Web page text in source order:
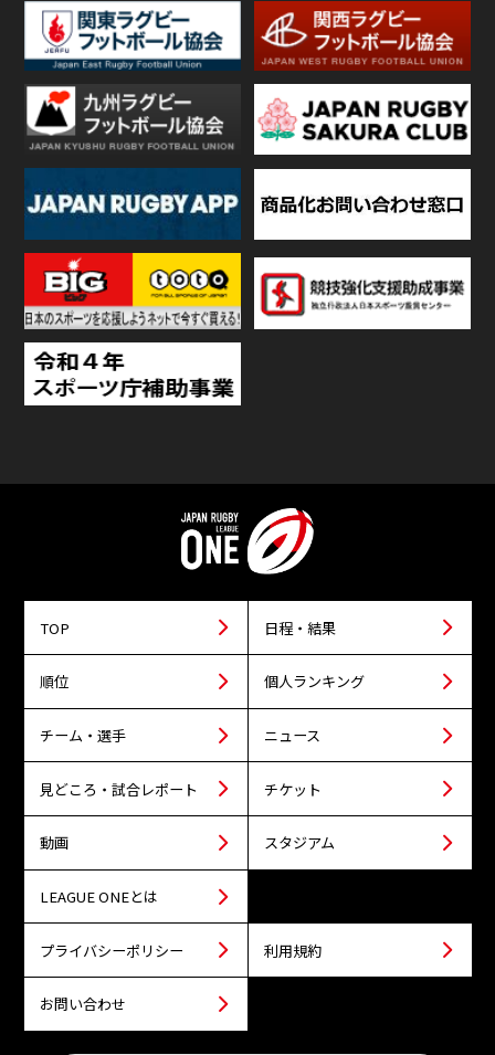
TOP 日程・結果
順位 個人ランキング
チーム・選手 ニュース
見どころ・試合レポート チケット
動画 スタジアム
LEAGUE ONEとは
プライバシーポリシー 利用規約
お問い合わせ